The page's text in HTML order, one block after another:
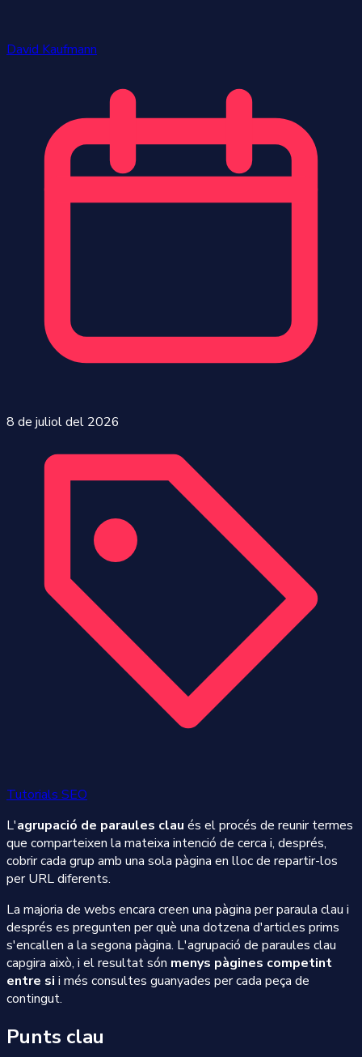
David Kaufmann
8 de juliol del 2026
Tutorials SEO
L'agrupació de paraules clau és el procés de reunir termes
que comparteixen la mateixa intenció de cerca i, després,
cobrir cada grup amb una sola pàgina en lloc de repartir-los
per URL diferents.
La majoria de webs encara creen una pàgina per paraula clau i
després es pregunten per què una dotzena d'articles prims
s'encallen a la segona pàgina. L'agrupació de paraules clau
capgira això, i el resultat són menys pàgines competint
entre si i més consultes guanyades per cada peça de
contingut.
Punts clau